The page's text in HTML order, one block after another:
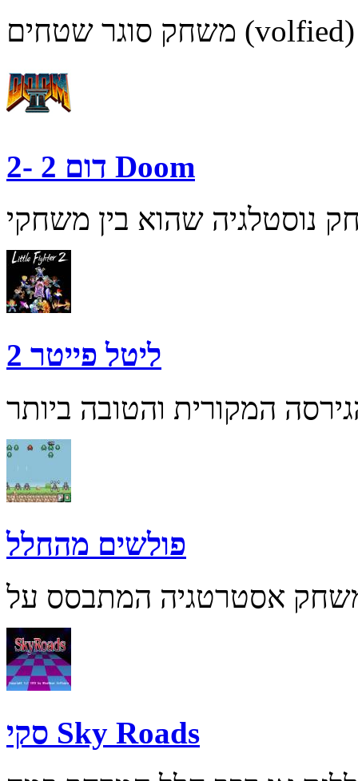
דום 2 -2 Doom
ליטל פייטר 2
פולשים מהחלל
סקי Sky Roads